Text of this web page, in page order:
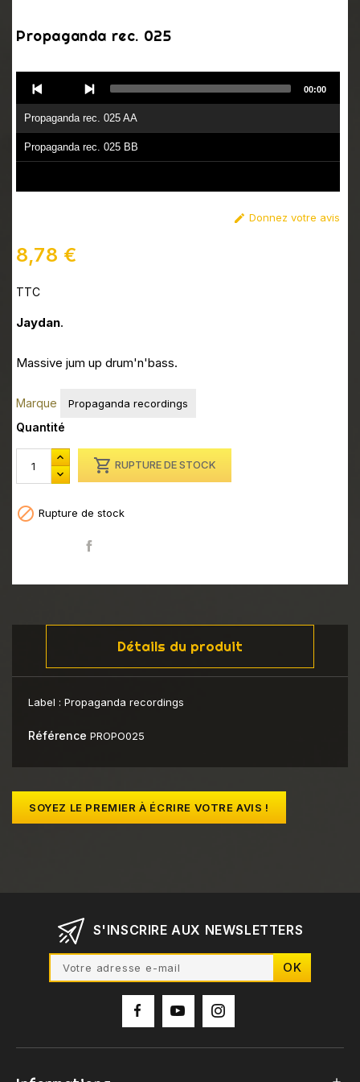
Propaganda rec. 025
Player
Propaganda rec. 025 AA
Propaganda rec. 025 BB
00:00
 Donnez votre avis
8,78 €
TTC
Jaydan.
Massive jum up drum'n'bass.
Marque Propaganda recordings
Quantité
 RUPTURE DE STOCK
 Rupture de stock
Détails du produit
Label : Propaganda recordings
Référence PROPO025
SOYEZ LE PREMIER À ÉCRIRE VOTRE AVIS !
S'INSCRIRE AUX NEWSLETTERS